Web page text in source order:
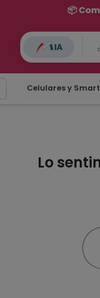
📦
IA
Celulares y
Lo